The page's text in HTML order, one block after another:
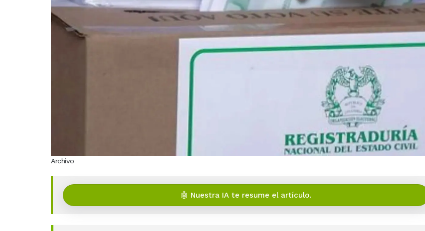
Archivo
🤖 Nuestra IA te resume el artículo.